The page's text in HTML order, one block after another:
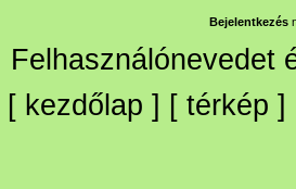
Bejelentkezés
Felhasználónevedet
[ kezdőlap ] [ térkép ]